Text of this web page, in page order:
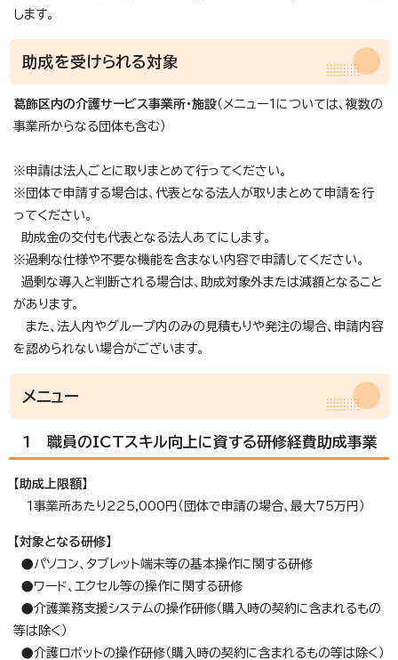
します。
助成を受けられる対象
葛飾区内の介護サービス事業所・施設（メニュー1については、複数の
事業所からなる団体も含む）
※申請は法人ごとに取りまとめて行ってください。
※団体で申請する場合は、代表となる法人が取りまとめて申請を行
ってください。
助成金の交付も代表となる法人あてにします。
※過剰な仕様や不要な機能を含まない内容で申請してください。
過剰な導入と判断される場合は、助成対象外または減額となること
があります。
また、法人内やグループ内のみの見積もりや発注の場合、申請内容
を認められない場合がございます。
メニュー
1 職員のICTスキル向上に資する研修経費助成事業
【助成上限額】
1事業所あたり225,000円（団体で申請の場合、最大75万円）
【対象となる研修】
●パソコン、タブレット端末等の基本操作に関する研修
●ワード、エクセル等の操作に関する研修
●介護業務支援システムの操作研修（購入時の契約に含まれるもの
等は除く）
●介護ロボットの操作研修（購入時の契約に含まれるもの等は除く）